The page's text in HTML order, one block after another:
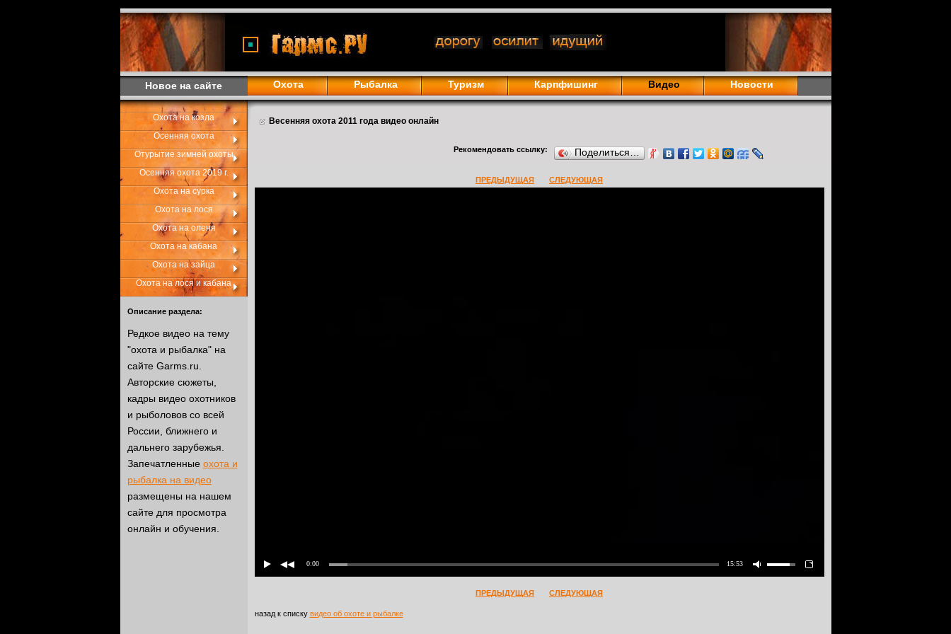
Новое на сайте Охота Рыбалка Туризм Карпфишинг Видео Новости
Охота на козла
Осенняя охота
Отурытие зимней охоты
Осенняя охота 2019 г.
Охота на сурка
Охота на лося
Охота на оленя
Охота на кабана
Охота на зайца
Охота на лося и кабана
Описание раздела:
Редкое видео на тему
"охота и рыбалка" на
сайте Garms.ru.
Авторские сюжеты,
кадры видео охотников
и рыболовов со всей
России, ближнего и
дальнего зарубежья.
Запечатленные охота и
рыбалка на видео
размещены на нашем
сайте для просмотра
онлайн и обучения.
Весенняя охота 2011 года видео онлайн
Рекомендовать ссылку: Поделиться…
ПРЕДЫДУЩАЯ СЛЕДУЮЩАЯ
0:00 15:53
ПРЕДЫДУЩАЯ СЛЕДУЮЩАЯ
назад к списку видео об охоте и рыбалке